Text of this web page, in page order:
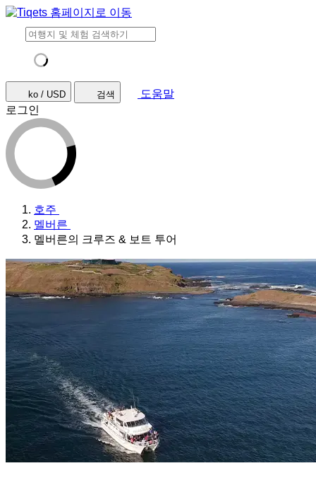
ko / USD 검색
도움말
로그인
호주
멜버른
멜버른의 크루즈 & 보트 투어